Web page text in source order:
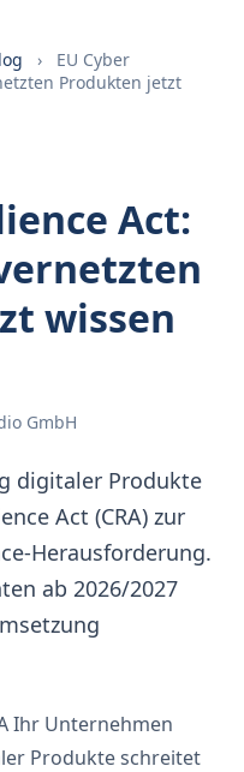
›
EU Cyber
Produkten jetzt
Act:
wissen
GmbH
digitaler Produkte
Act (CRA) zur
Herausforderung.
ab 2026/2027
Ihr Unternehmen
Produkte schreitet